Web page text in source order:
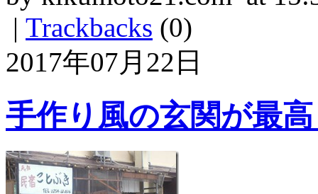
| Trackbacks (0)
2017年07月22日
手作り風の玄関が最